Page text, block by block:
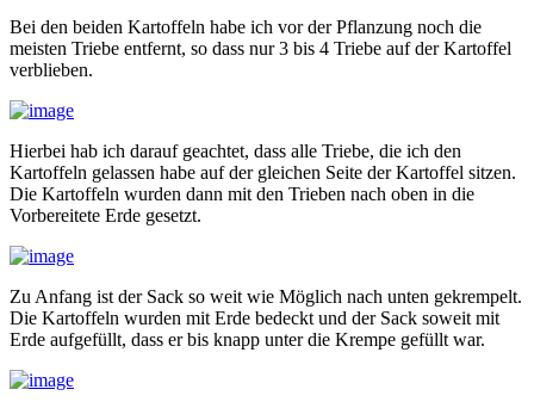
Bei den beiden Kartoffeln habe ich vor der Pflanzung noch die
meisten Triebe entfernt, so dass nur 3 bis 4 Triebe auf der Kartoffel
verblieben.
Hierbei hab ich darauf geachtet, dass alle Triebe, die ich den
Kartoffeln gelassen habe auf der gleichen Seite der Kartoffel sitzen.
Die Kartoffeln wurden dann mit den Trieben nach oben in die
Vorbereitete Erde gesetzt.
Zu Anfang ist der Sack so weit wie Möglich nach unten gekrempelt.
Die Kartoffeln wurden mit Erde bedeckt und der Sack soweit mit
Erde aufgefüllt, dass er bis knapp unter die Krempe gefüllt war.